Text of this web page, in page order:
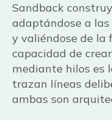
Sandback
adaptándose a
y valiéndose de la
capacidad de
mediante hilos es
trazan líneas
ambas son